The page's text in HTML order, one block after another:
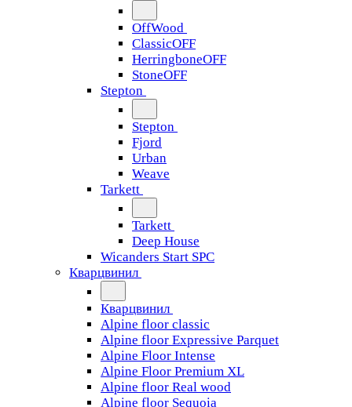
OffWood
ClassicOFF
HerringboneOFF
StoneOFF
Stepton
Stepton
Fjord
Urban
Weave
Tarkett
Tarkett
Deep House
Wicanders Start SPC
Кварцвинил
Кварцвинил
Alpine floor classic
Alpine floor Expressive Parquet
Alpine Floor Intense
Alpine Floor Premium XL
Alpine floor Real wood
Alpine floor Sequoia